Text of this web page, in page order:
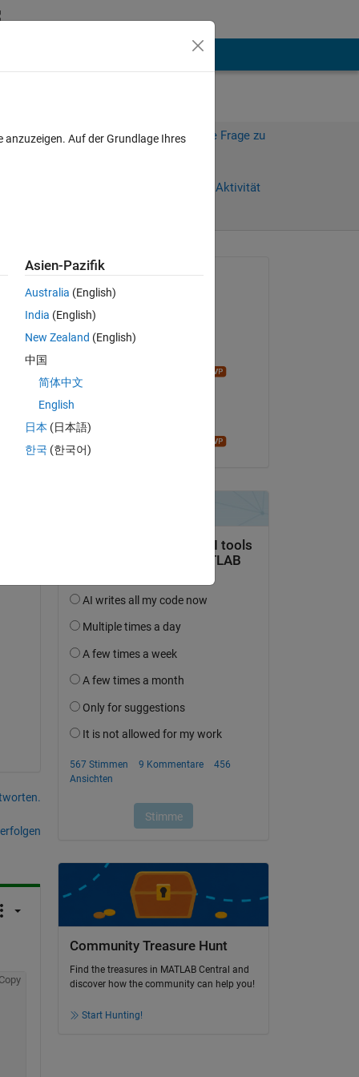
Melden Sie sich an, um diese Frage zu
Anmelden, um Aktivität
Johan Johan
am 12 Sep. 2019
am 22 Sep. 2022
Akzeptiert:
Community Treasure Hunt
Find the treasures in MATLAB Central and
discover how the community can help you!
Start Hunting!
Auf der Grundlage Ihres
Asien-Pazifik
Australia (English)
India (English)
New Zealand (English)
中国
简体中文
English
日本 (日本語)
한국 (한국어)